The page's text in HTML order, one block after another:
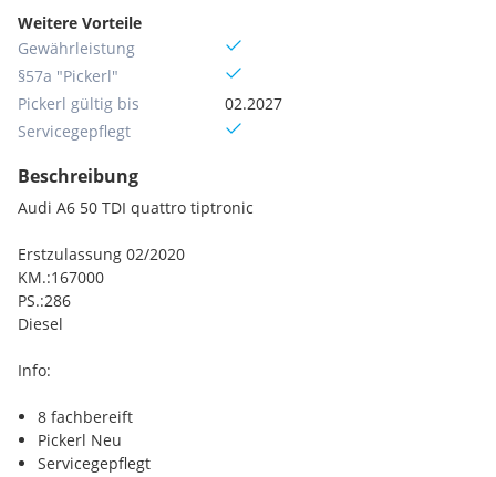
Weitere Vorteile
Gewährleistung
§57a "Pickerl"
Pickerl gültig bis
02.2027
Servicegepflegt
Beschreibung
Audi A6 50 TDI quattro tiptronic
Erstzulassung 02/2020
KM.:167000
PS.:286
Diesel
Info:
8 fachbereift
Pickerl Neu
Servicegepflegt